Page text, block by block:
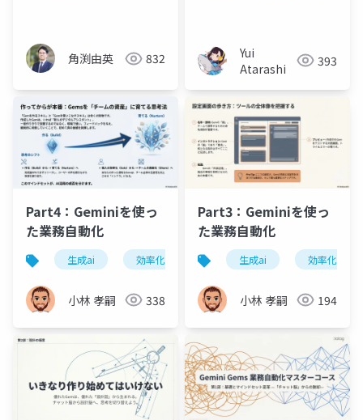
角渕由英 832
Yui
Atarashi
393
Part4：Geminiを使っ
た業務自動化
生成ai 効率化 情報整理 ビジネス
小林 孝嗣 338
Part3：Geminiを使っ
た業務自動化
生成ai 効率化
小林 孝嗣 194